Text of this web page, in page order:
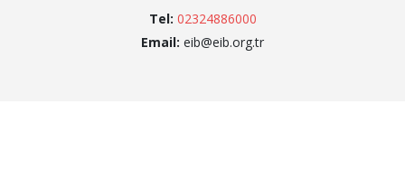
Tel: 02324886000
Email: eib@eib.org.tr